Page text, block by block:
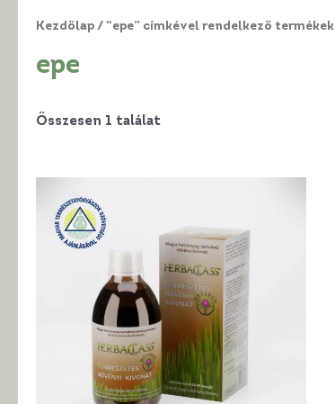
Kezdőlap / “epe” címkével rendelkező termékek
epe
Összesen 1 találat